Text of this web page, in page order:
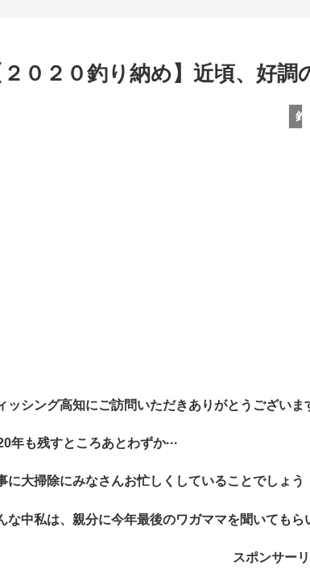
２０２０釣り納め】近頃、好
釣
ッシング高知にご訪問いただきありがとうございま
年も残すところあとわずか···
に大掃除にみなさんお忙しくしていることでしょう
な中私は、親分に今年最後のワガママを聞いてもら
スポンサー